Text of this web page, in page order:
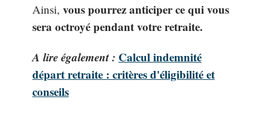
Ainsi, vous pourrez anticiper ce qui vous
sera octroyé pendant votre retraite.
A lire également : Calcul indemnité
départ retraite : critères d'éligibilité et
conseils